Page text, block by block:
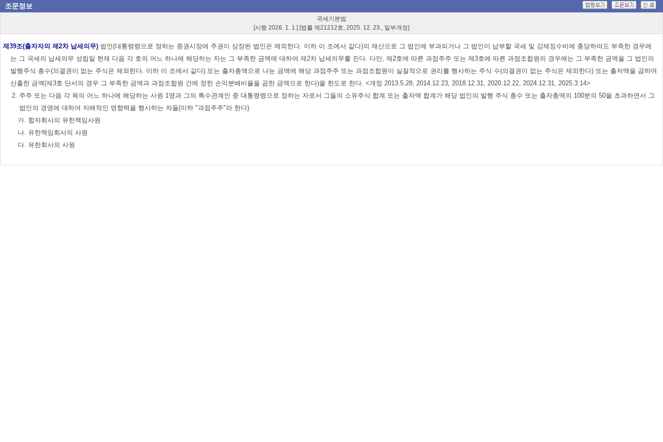
조문정보
국세기본법
[시행 2026. 1. 1.] [법률 제21212호, 2025. 12. 23., 일부개정]
제39조(출자자의 제2차 납세의무) 법인(대통령령으로 정하는 증권시장에 주권이 상장된 법인은 제외한다. 이하 이 조에서 같다)의 재산으로 그 법인에 부과되거나 그 법인이 납부할 국세 및 강제징수비에 충당하여도 부족한 경우에
는 그 국세의 납세의무 성립일 현재 다음 각 호의 어느 하나에 해당하는 자는 그 부족한 금액에 대하여 제2차 납세의무를 진다. 다만, 제2호에 따른 과점주주 또는 제3호에 따른 과점조합원의 경우에는 그 부족한 금액을 그 법인의
발행주식 총수(의결권이 없는 주식은 제외한다. 이하 이 조에서 같다) 또는 출자총액으로 나눈 금액에 해당 과점주주 또는 과점조합원이 실질적으로 권리를 행사하는 주식 수(의결권이 없는 주식은 제외한다) 또는 출자액을 곱하여
산출한 금액(제3호 단서의 경우 그 부족한 금액과 과점조합원 간에 정한 손익분배비율을 곱한 금액으로 한다)을 한도로 한다. <개정 2013.5.28, 2014.12.23, 2018.12.31, 2020.12.22, 2024.12.31, 2025.3.14>
2. 주주 또는 다음 각 목의 어느 하나에 해당하는 사원 1명과 그의 특수관계인 중 대통령령으로 정하는 자로서 그들의 소유주식 합계 또는 출자액 합계가 해당 법인의 발행 주식 총수 또는 출자총액의 100분의 50을 초과하면서 그
법인의 경영에 대하여 지배적인 영향력을 행사하는 자들(이하 "과점주주"라 한다)
가. 합자회사의 유한책임사원
나. 유한책임회사의 사원
다. 유한회사의 사원